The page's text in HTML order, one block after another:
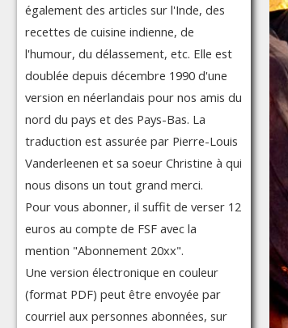
également des articles sur l'Inde, des
recettes de cuisine indienne, de
l'humour, du délassement, etc. Elle est
doublée depuis décembre 1990 d'une
version en néerlandais pour nos amis du
nord du pays et des Pays-Bas. La
traduction est assurée par Pierre-Louis
Vanderleenen et sa soeur Christine à qui
nous disons un tout grand merci.
Pour vous abonner, il suffit de verser 12
euros au compte de FSF avec la
mention "Abonnement 20xx".
Une version électronique en couleur
(format PDF) peut être envoyée par
courriel aux personnes abonnées, sur